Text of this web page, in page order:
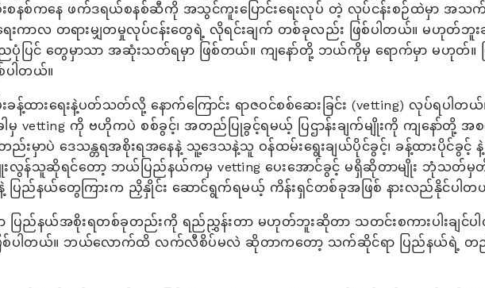
နစ်ကနေ ဖက်ဒရယ်စနစ်ဆီကို အသွင်ကူးပြောင်းရေးလုပ် တဲ့ လုပ်ငန်းစဉ်ထဲမှာ အသက်
ကာလ တရားမျှတမှုလုပ်ငန်းတွေရဲ့ လိုရင်းချက် တစ်ခုလည်း ဖြစ်ပါတယ်။ မဟုတ်ဘူ
ညပုံပြင် တွေမှာသာ အဆုံးသတ်ရမှာ ဖြစ်တယ်။ ကျနော်တို့ ဘယ်ကိုမှ ရောက်မှာ မဟုတ်။
ပါတယ်။
န့်ထားရေးနဲ့ပတ်သတ်လို့ နောက်ကြောင်း ရာဇဝင်စစ်ဆေးခြင်း (vetting) လုပ်ရပါတ
ါမှ vetting ကို ဗဟိုကပဲ စစ်ခွင့်၊ အတည်ပြုခွင့်ရမယ့် ပြဌာန်းချက်မျိုးကို ကျနော်
တည်းမှာပဲ ဒေသန္တရအစိုးရအနေနဲ့ သူ့ဒေသနဲ့သူ ဝန်ထမ်းရွေးချယ်ပိုင်ခွင့်၊ ခန့်ထားပိုင်
လွန်သူဆိုရင်တော့ ဘယ်ပြည်နယ်ကမှ vetting ပေးအောင်ခွင့် မရှိဆိုတာမျိုး ဘုံသတ်
ပြည်နယ်တွေကြားက ညှိနှိုင်း ဆောင်ရွက်ရမယ့် ကိန်းရှင်တစ်ခုအဖြစ် နားလည်နိုင်ပါတ
တာ ပြည်နယ်အစိုးရတစ်ခုတည်းကို ရည်ညွှန်းတာ မဟုတ်ဘူးဆိုတာ သတင်းစကားပါးချင်
စ်ပါတယ်။ ဘယ်လောက်ထိ လက်လီစိပ်မလဲ ဆိုတာကတော့ သက်ဆိုင်ရာ ပြည်နယ်ရဲ့ တည်ရှိ